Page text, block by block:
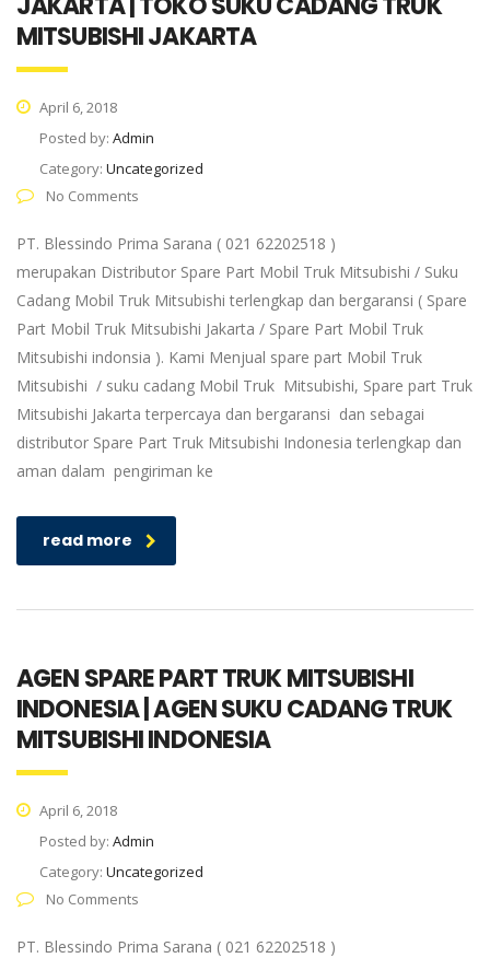
MITSUBISHI JAKARTA
April 6, 2018
Posted by: Admin
Category: Uncategorized
No Comments
PT. Blessindo Prima Sarana ( 021 62202518 )
merupakan Distributor Spare Part Mobil Truk Mitsubishi / Suku
Cadang Mobil Truk Mitsubishi terlengkap dan bergaransi ( Spare
Part Mobil Truk Mitsubishi Jakarta / Spare Part Mobil Truk
Mitsubishi indonsia ). Kami Menjual spare part Mobil Truk
Mitsubishi / suku cadang Mobil Truk Mitsubishi, Spare part Truk
Mitsubishi Jakarta terpercaya dan bergaransi dan sebagai
distributor Spare Part Truk Mitsubishi Indonesia terlengkap dan
aman dalam pengiriman ke
read more
AGEN SPARE PART TRUK MITSUBISHI
INDONESIA | AGEN SUKU CADANG TRUK
MITSUBISHI INDONESIA
April 6, 2018
Posted by: Admin
Category: Uncategorized
No Comments
PT. Blessindo Prima Sarana ( 021 62202518 )